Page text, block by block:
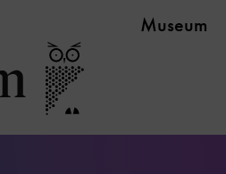
Museum